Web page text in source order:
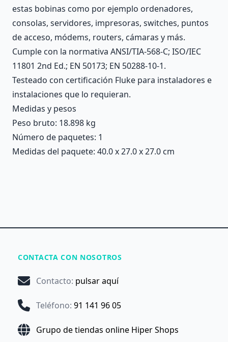
estas bobinas como por ejemplo ordenadores,
consolas, servidores, impresoras, switches, puntos
de acceso, módems, routers, cámaras y más.
Cumple con la normativa ANSI/TIA-568-C; ISO/IEC
11801 2nd Ed.; EN 50173; EN 50288-10-1.
Testeado con certificación Fluke para instaladores e
instalaciones que lo requieran.
Medidas y pesos
Peso bruto: 18.898 kg
Número de paquetes: 1
Medidas del paquete: 40.0 x 27.0 x 27.0 cm
CONTACTA CON NOSOTROS
Contacto: pulsar aquí
Teléfono: 91 141 96 05
Grupo de tiendas online Hiper Shops